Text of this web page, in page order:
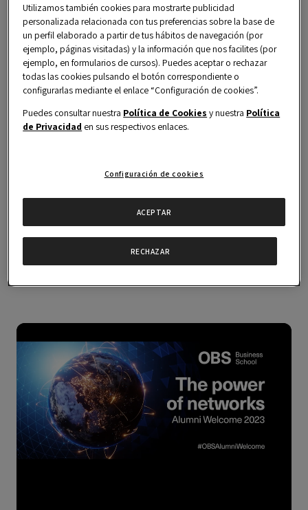
conocer a profundidad a toda nuestra
comunidad y compartir conocimientos sobre
las nuevas tendencias en el mundo empresarial
internacional.
Utilizamos también cookies para mostrarte publicidad
personalizada relacionada con tus preferencias sobre la base de
un perfil elaborado a partir de tus hábitos de navegación (por
ejemplo, páginas visitadas) y la información que nos facilites (por
ejemplo, en formularios de cursos). Puedes aceptar o rechazar
todas las cookies pulsando el botón correspondiente o
configurarlas mediante el enlace “Configuración de cookies”.
Puedes consultar nuestra Política de Cookies y nuestra Política
de Privacidad en sus respectivos enlaces.
Configuración de cookies
RECHAZAR
ACEPTAR